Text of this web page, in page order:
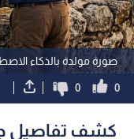
صورة مولدة بالذكاء
0
0
كشف تفاصيل